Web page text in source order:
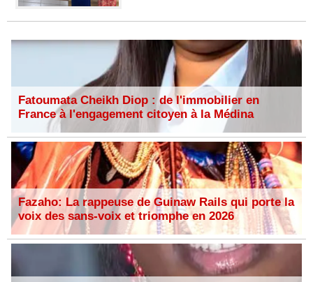
Fatoumata Cheikh Diop : de l'immobilier en
France à l'engagement citoyen à la Médina
Fazaho: La rappeuse de Guinaw Rails qui porte la
voix des sans-voix et triomphe en 2026